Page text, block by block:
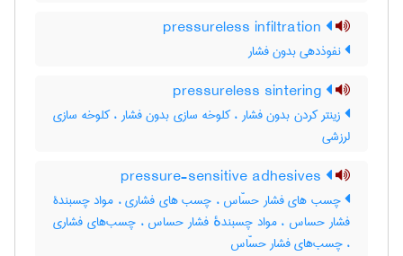
نفوذدهی بدون فشار
زینتر کردن بدون فشار ، کلوخه سازی بدون فشار ، کلوخه سازی
لرزشی
چسب های فشار حسّاس ، چسب های فشاری ، مواد چسبندۀ
فشار حساس ، مواد چسبندهٔ فشار حساس ، چسب‌های فشاری
، چسب‌های فشار حسّاس